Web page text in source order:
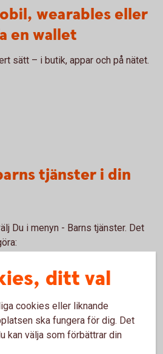
wearables eller
en wallet
sätt – i butik, appar och på nätet.
tjänster i din
Du i menyn - Barns tjänster. Det
spärra och ersätta, stänga kortet
på kort för internetköp
ditt val
cookies eller liknande
ska fungera för dig. Det
kan välja som förbättrar din